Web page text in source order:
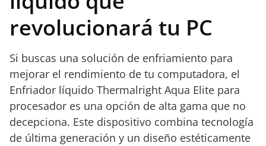
revolucionará tu PC
Si buscas una solución de enfriamiento para
mejorar el rendimiento de tu computadora, el
Enfriador líquido Thermalright Aqua Elite para
procesador es una opción de alta gama que no
decepciona. Este dispositivo combina tecnología
de última generación y un diseño estéticamente